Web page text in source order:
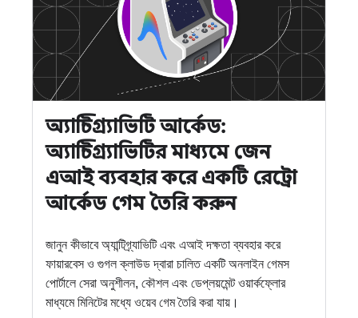
অ্যান্টিগ্র্যাভিটি আর্কেড:
অ্যান্টিগ্র্যাভিটির মাধ্যমে জেন
এআই ব্যবহার করে একটি রেট্রো
আর্কেড গেম তৈরি করুন
জানুন কীভাবে অ্যান্টিগ্র্যাভিটি এবং এআই দক্ষতা ব্যবহার করে
ফায়ারবেস ও গুগল ক্লাউড দ্বারা চালিত একটি অনলাইন গেমস
পোর্টালে সেরা অনুশীলন, কৌশল এবং ডেপ্লয়মেন্ট ওয়ার্কফ্লোর
মাধ্যমে মিনিটের মধ্যে ওয়েব গেম তৈরি করা যায়।